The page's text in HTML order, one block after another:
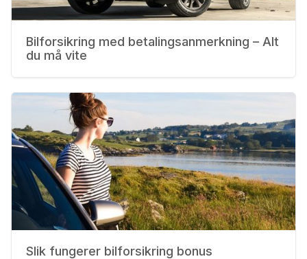
Bilforsikring med betalingsanmerkning – Alt
du må vite
Slik fungerer bilforsikring bonus